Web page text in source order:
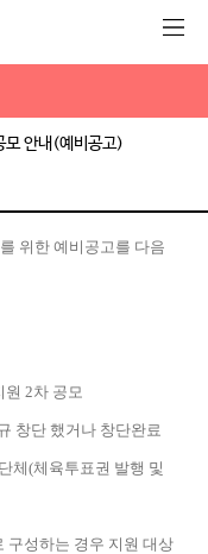
모 안내(예비공고)
위한 예비공고를 다음
원 2차 공모
창단 했거나 창단완료
체(체육투표권 발행 및
구성하는 경우 지원 대상